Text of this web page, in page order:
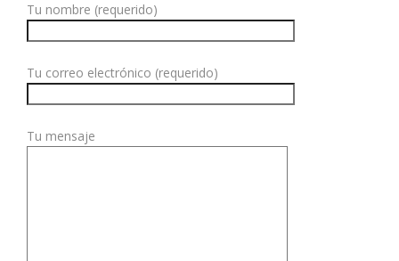
Tu nombre (requerido)
Tu correo electrónico (requerido)
Tu mensaje